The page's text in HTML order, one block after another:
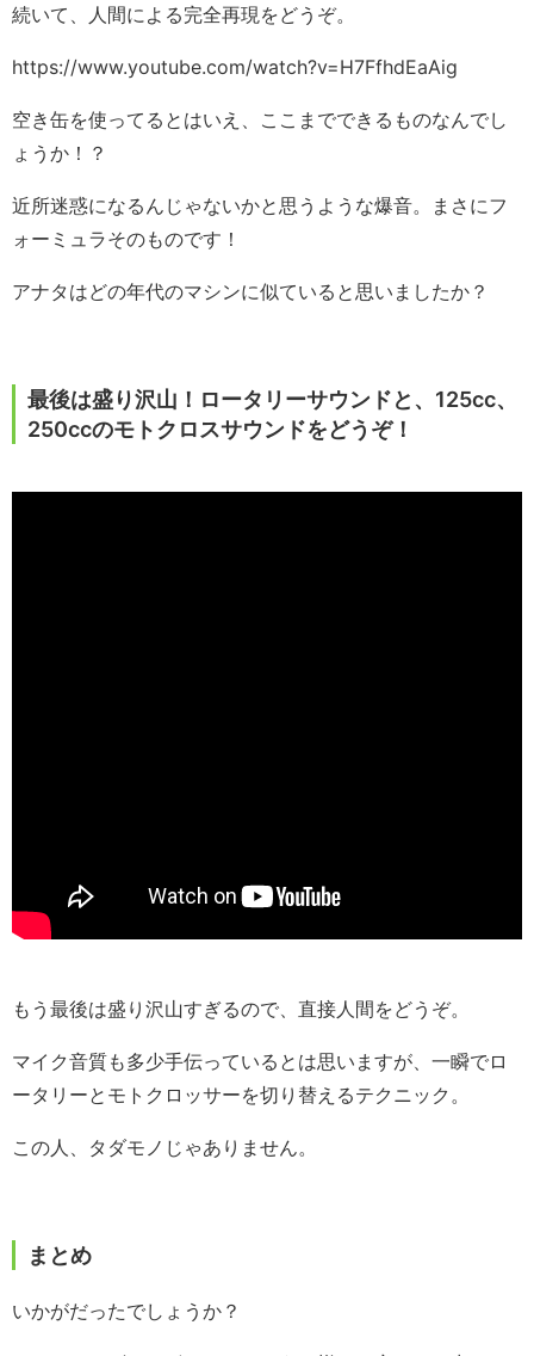
続いて、人間による完全再現をどうぞ。
https://www.youtube.com/watch?v=H7FfhdEaAig
空き缶を使ってるとはいえ、ここまでできるものなんでし
ょうか！？
近所迷惑になるんじゃないかと思うような爆音。まさにフ
ォーミュラそのものです！
アナタはどの年代のマシンに似ていると思いましたか？
最後は盛り沢山！ロータリーサウンドと、125cc、
250ccのモトクロスサウンドをどうぞ！
もう最後は盛り沢山すぎるので、直接人間をどうぞ。
マイク音質も多少手伝っているとは思いますが、一瞬でロ
ータリーとモトクロッサーを切り替えるテクニック。
この人、タダモノじゃありません。
まとめ
いかがだったでしょうか？